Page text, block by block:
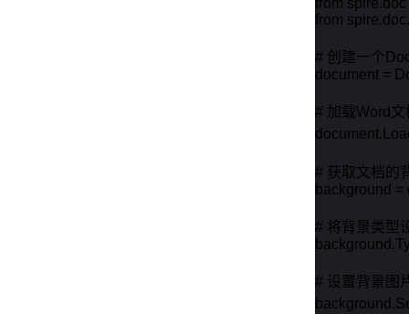
from
# 创建一个
document =
# 加载Word文
# 获取文档的
background
# 将背景类型
# 设置背景图